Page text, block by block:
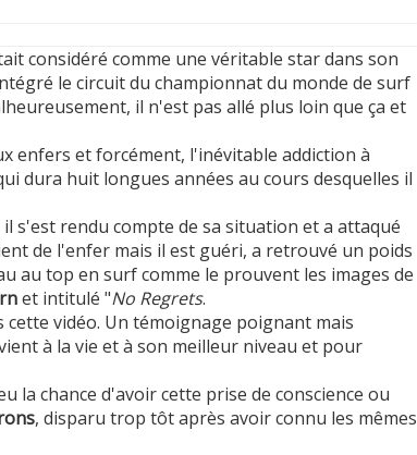
considéré comme une véritable star dans son
le circuit du championnat du monde de surf
il n'est pas allé plus loin que ça et
enfers et forcément, l'inévitable addiction à
dura huit longues années au cours desquelles il
s'est rendu compte de sa situation et a attaqué
de l'enfer mais il est guéri, a retrouvé un poids
au top en surf comme le prouvent les images de
et intitulé "No Regrets.
vidéo. Un témoignage poignant mais
à la vie et à son meilleur niveau et pour
la chance d'avoir cette prise de conscience ou
, disparu trop tôt après avoir connu les mêmes